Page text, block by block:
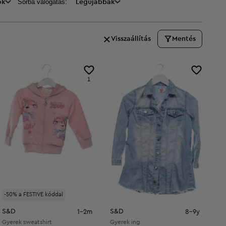
Sorba válogatás: Legújabbak
Visszaállítás Mentés
-50% a FESTIVE kóddal
1
S&D 1-2m
Gyerek sweatshirt
S&D 8-9y
Gyerek ing